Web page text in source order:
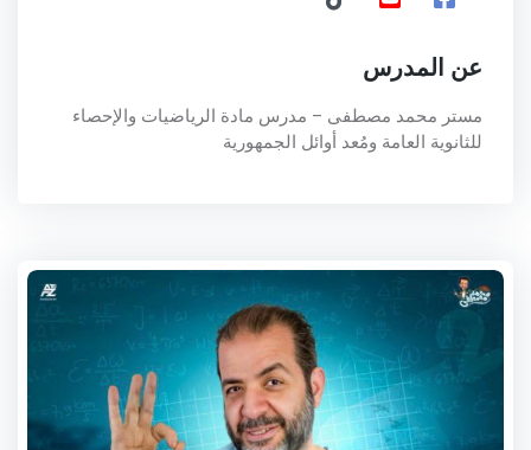
عن المدرس
مستر محمد مصطفى – مدرس مادة الرياضيات والإحصاء
للثانوية العامة ومُعد أوائل الجمهورية